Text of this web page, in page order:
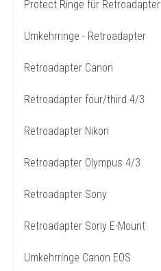
Protect Ringe für Retroadapter
Umkehrringe - Retroadapter
Retroadapter Canon
Retroadapter four/third 4/3
Retroadapter Nikon
Retroadapter Olympus 4/3
Retroadapter Sony
Retroadapter Sony E-Mount
Umkehrringe Canon EOS